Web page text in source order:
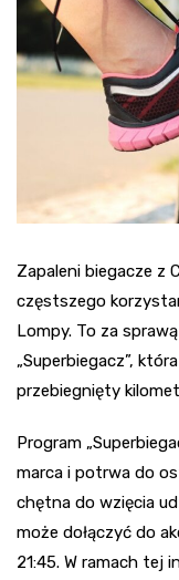
Zapaleni biegacze z
częstszego
Lompy. To za
„Superbiegacz”,
przebiegnięty
Program
marca i potrwa do
chętna do wzięcia
może dołączyć do
21:45. W ramach tej